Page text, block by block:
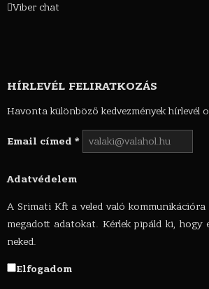
Viber chat
HÍRLEVÉL FELIRATKOZÁS
Havonta különböző kedvezmények hírlevél
Email címed *
Adatvédelem
A Srimati Kft a veled való
megadott adatokat. Kérlek pipáld ki, hogy
neked.
Elfogadom